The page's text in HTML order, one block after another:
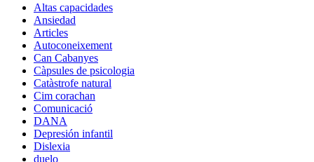
Altas capacidades
Ansiedad
Articles
Autoconeixement
Can Cabanyes
Càpsules de psicologia
Catàstrofe natural
Cim corachan
Comunicació
DANA
Depresión infantil
Dislexia
duelo